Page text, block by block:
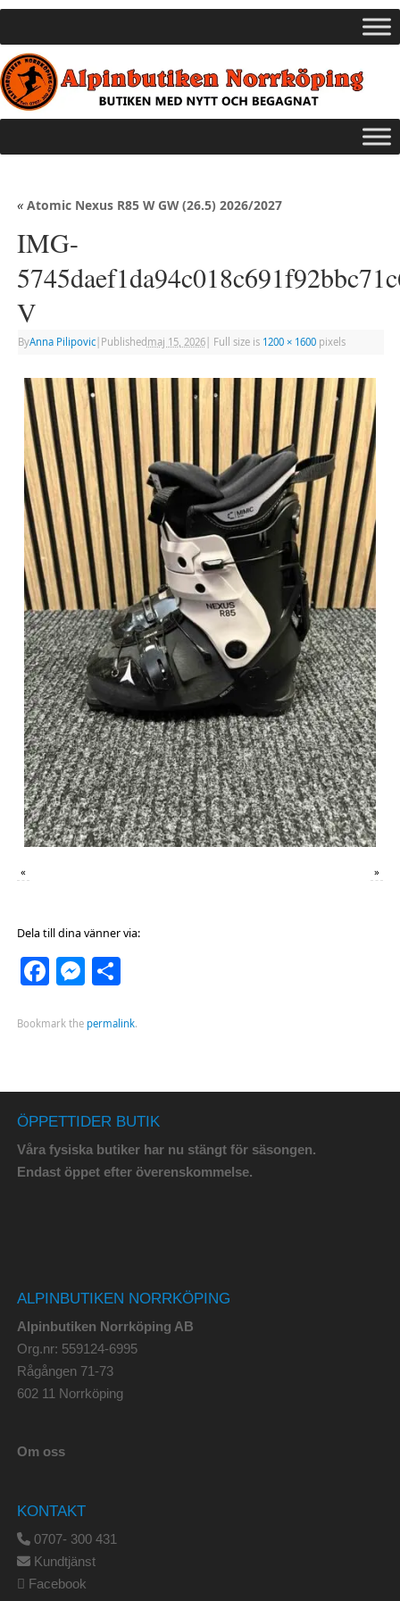
«Atomic Nexus R85 W GW (26.5) 2026/2027
IMG-
V
ByAnna Pilipovic| Published maj 15, 2026| Full size is 1200 × 1600pixels
« »
Dela till dina vänner via:
Facebook
Messenger
Dela
Bookmark the permalink.
ÖPPETTIDER BUTIK
Våra fysiska butiker har nu stängt för säsongen.
Endast öppet efter överenskommelse.
ALPINBUTIKEN NORRKÖPING
Alpinbutiken Norrköping AB
Org.nr: 559124-6995
Rågången 71-73
602 11 Norrköping
Om oss
KONTAKT
0707- 300 431
Kundtjänst
Facebook